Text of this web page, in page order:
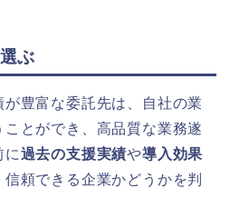
ぶ
豊富な委託先は、自社の業
とができ、高品質な業務遂
に過去の支援実績や導入効果
信頼できる企業かどうかを判